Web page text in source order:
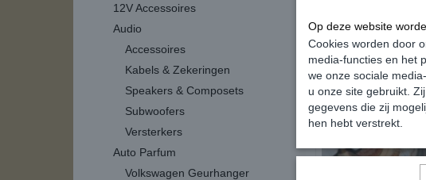
12V Accessoires
Audio
Accessoires
Kabels & Zekeringen
Speakers & Composets
Subwoofers
Versterkers
Auto Parfum
Volkswagen Geurhanger
Op deze website
Cookies worden door
media-functies en het
we onze sociale
u onze site gebruikt.
gegevens die zij
hen hebt verstrekt.